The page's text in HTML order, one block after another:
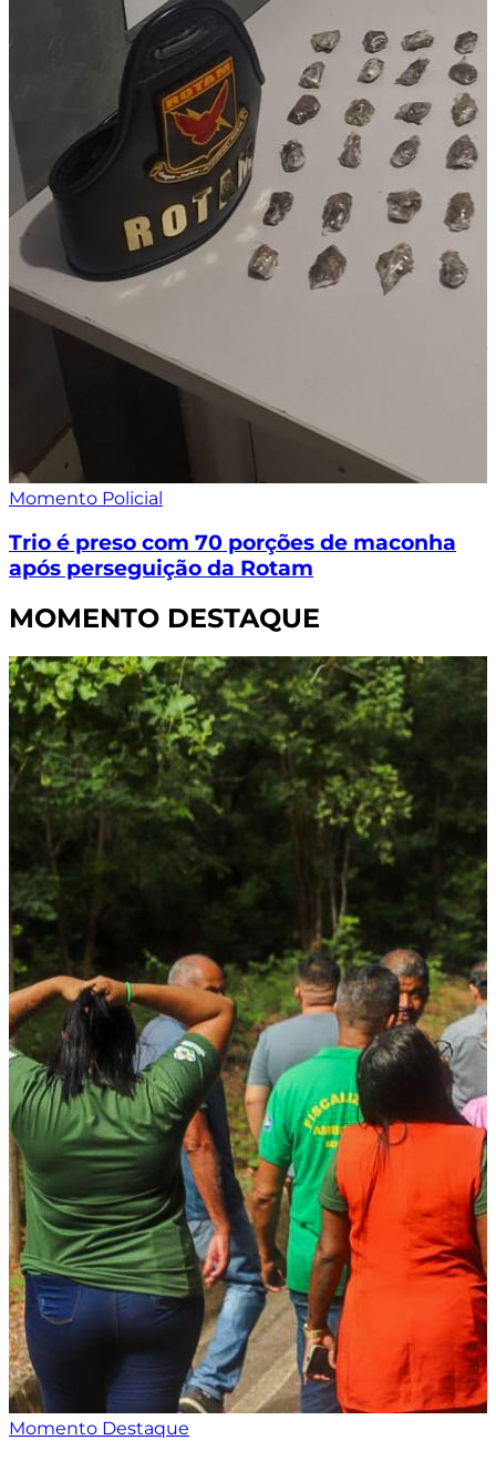
Momento Policial
Trio é preso com 70 porções de maconha
após perseguição da Rotam
MOMENTO DESTAQUE
Momento Destaque